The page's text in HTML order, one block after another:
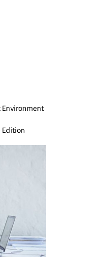
Environment
Edition